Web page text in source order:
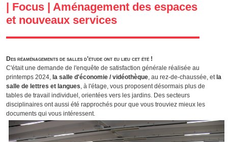
| Focus | Aménagement des espaces
et nouveaux services
Des réaménagements de salles d'étude ont eu lieu cet été !
C'était une demande de l'enquête de satisfaction générale réalisée au
printemps 2024, la salle d'économie / vidéothèque, au rez-de-chaussée, et la
salle de lettres et langues, à l'étage, vous proposent désormais plus de
tables de travail individuel, orientées vers les jardins. Des secteurs
disciplinaires ont aussi été rapprochés pour que vous trouviez mieux les
documents qui vous intéressent.